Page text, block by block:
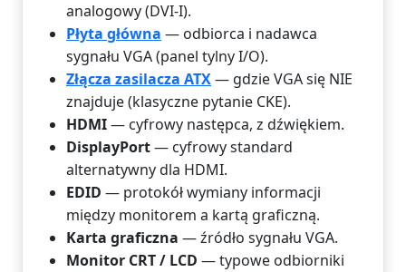
analogowy (DVI-I).
Płyta główna — odbiorca i nadawca
sygnału VGA (panel tylny I/O).
Złącza zasilacza ATX— gdzie VGA się NIE
znajduje (klasyczne pytanie CKE).
HDMI— cyfrowy następca, z dźwiękiem.
DisplayPort— cyfrowy standard
alternatywny dla HDMI.
EDID — protokół wymiany informacji
między monitorem a kartą graficzną.
Karta graficzna — źródło sygnału VGA.
Monitor CRT / LCD — typowe odbiorniki